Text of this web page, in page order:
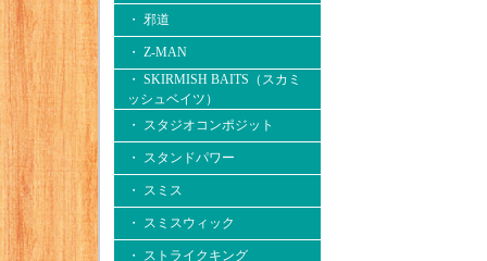
・ 邪道
・ Z-MAN
・ SKIRMISH BAITS（スカミ
ッシュベイツ）
・ スタジオコンポジット
・ スタンドパワー
・ スミス
・ スミスウィック
・ ストライクキング